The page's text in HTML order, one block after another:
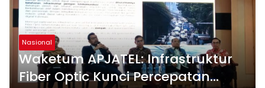
Nasional
Waketum APJATEL: Infrastruktur
Fiber Optic Kunci Percepatan